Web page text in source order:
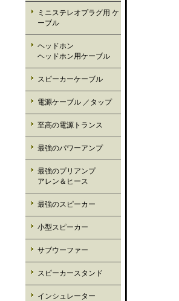
ミニステレオプラグ用 ケ
ーブル
ヘッドホン
ヘッドホン用ケーブル
スピーカーケーブル
電源ケーブル ／タップ
至高の電源トランス
最強のパワーアンプ
最強のプリアンプ
アレン＆ヒース
最強のスピーカー
小型スピーカー
サブウーファー
スピーカースタンド
インシュレーター